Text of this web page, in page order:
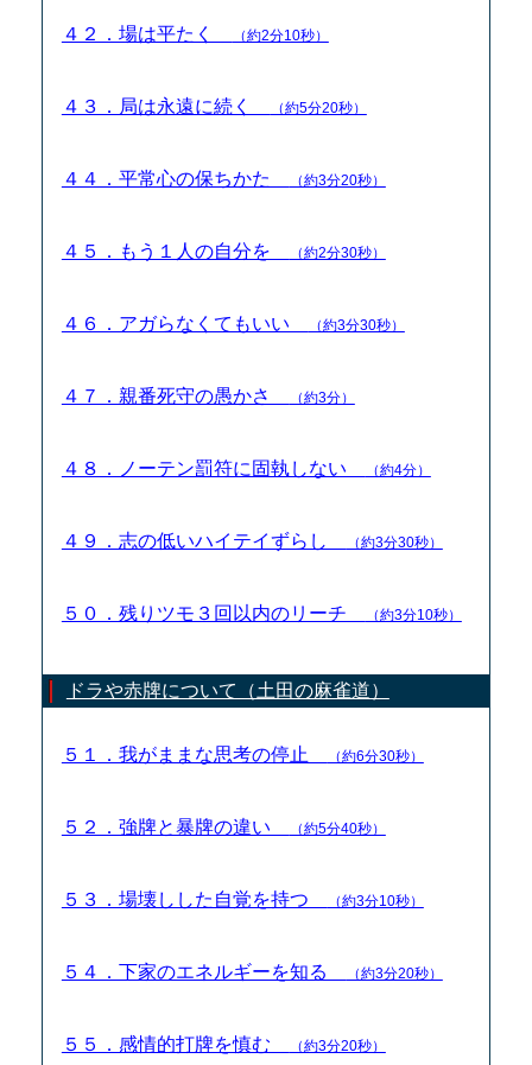
４２．場は平たく （約2分10秒）
４３．局は永遠に続く （約5分20秒）
４４．平常心の保ちかた （約3分20秒）
４５．もう１人の自分を （約2分30秒）
４６．アガらなくてもいい （約3分30秒）
４７．親番死守の愚かさ （約3分）
４８．ノーテン罰符に固執しない （約4分）
４９．志の低いハイテイずらし （約3分30秒）
５０．残りツモ３回以内のリーチ （約3分10秒）
ドラや赤牌について（土田の麻雀道）
５１．我がままな思考の停止 （約6分30秒）
５２．強牌と暴牌の違い （約5分40秒）
５３．場壊しした自覚を持つ （約3分10秒）
５４．下家のエネルギーを知る （約3分20秒）
５５．感情的打牌を慎む （約3分20秒）